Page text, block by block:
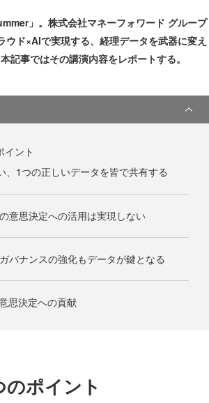
」。株式会社マネーフォワード グループ
ド×AIで実現する、経理データを武器に変え
記事ではその講演内容をレポートする。
イント
、1つの正しいデータを皆で共有する
意思決定への活用は実現しない
バナンスの強化もデータが鍵となる
思決定への貢献
ポイント